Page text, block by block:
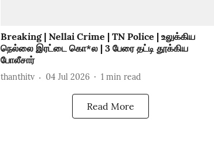
Breaking | Nellai Crime | TN Police | உலுக்கிய
நெல்லை இரட்டை கொ*ல | 3 பேரை தட்டி தூக்கிய
போலீசார்
thanthitv 04 Jul 2026 1 min read
Read More